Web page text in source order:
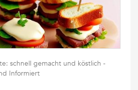
schnell gemacht und köstlich -
Informiert